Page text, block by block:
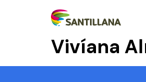
Vivíana